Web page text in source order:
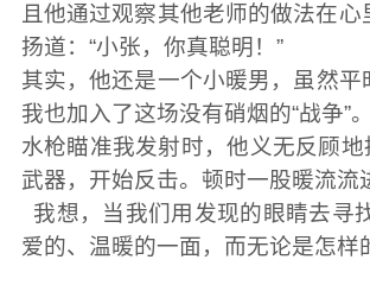
且他通过观察其他老师的做法在心
扬道： “小张， 你真聪明 ！ ”
其实，他还是一个小暖男 ， 虽然平
我也加入了这场没有硝烟的“战争”。
水枪瞄准我发射时，他义无反顾地
武器，开始反击。 顿时一股暖流流
我想，当我们用发现的眼睛去寻
爱的、温暖的一面，而无论是怎